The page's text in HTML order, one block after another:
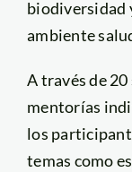
biodiversidad
ambiente
A través de
mentorías
los
temas como